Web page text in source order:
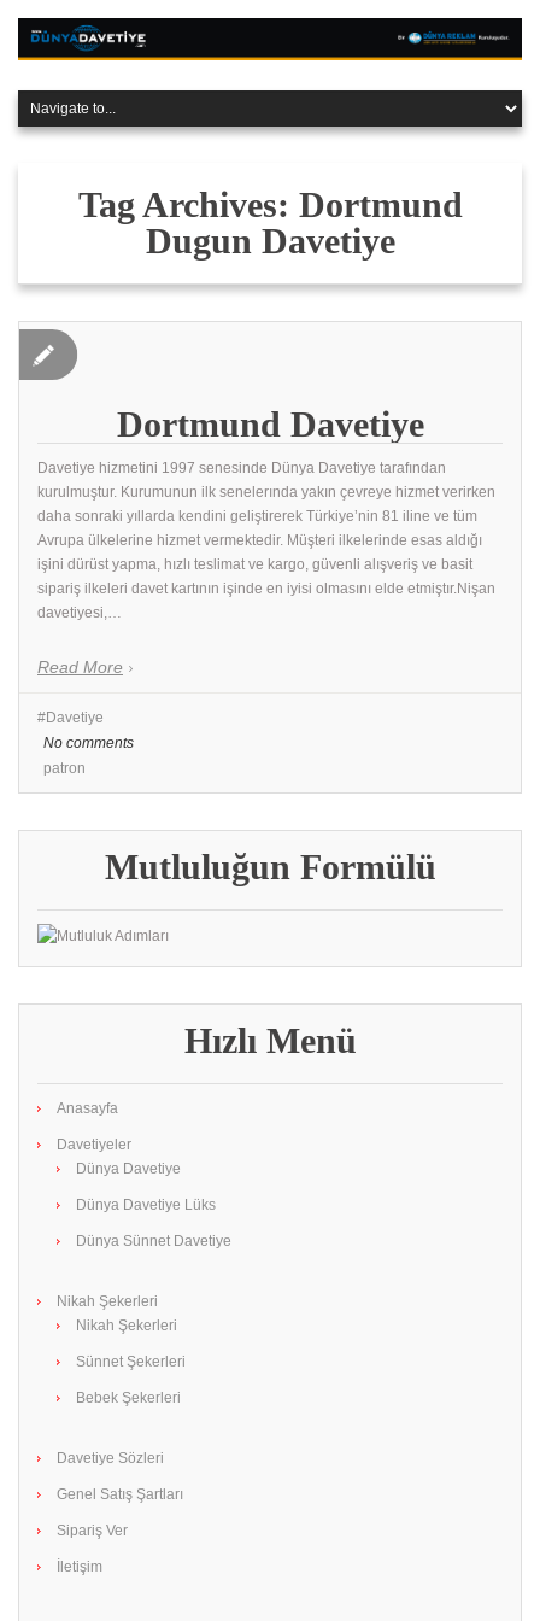
Tag Archives: Dortmund
Dugun Davetiye
Dortmund Davetiye
Davetiye hizmetini 1997 senesinde Dünya Davetiye tarafından
kurulmuştur. Kurumunun ilk senelerında yakın çevreye hizmet verirken
daha sonraki yıllarda kendini geliştirerek Türkiye’nin 81 iline ve tüm
Avrupa ülkelerine hizmet vermektedir. Müşteri ilkelerinde esas aldığı
işini dürüst yapma, hızlı teslimat ve kargo, güvenli alışveriş ve basit
sipariş ilkeleri davet kartının işinde en iyisi olmasını elde etmiştır.Nişan
davetiyesi,…
Read More
Davetiye
No comments
patron
Mutluluğun Formülü
Hızlı Menü
Anasayfa
Davetiyeler
Dünya Davetiye
Dünya Davetiye Lüks
Dünya Sünnet Davetiye
Nikah Şekerleri
Nikah Şekerleri
Sünnet Şekerleri
Bebek Şekerleri
Davetiye Sözleri
Genel Satış Şartları
Sipariş Ver
İletişim